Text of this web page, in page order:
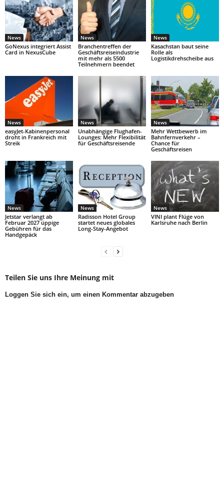
News
GoNexus integriert Assist
Card in NexusCube
News
Branchentreffen der
Geschäftsreiseindustrie
mit mehr als 5500
Teilnehmern beendet
News
Kasachstan baut seine
Rolle als
Logistikdrehscheibe aus
News
easyJet-Kabinenpersonal
droht in Frankreich mit
Streik
News
Unabhängige Flughafen-
Lounges: Mehr Flexibilität
für Geschäftsreisende
News
Mehr Wettbewerb im
Bahnfernverkehr –
Chance für
Geschäftsreisen
News
Jetstar verlangt ab
Februar 2027 üppige
Gebühren für das
Handgepäck
News
Radisson Hotel Group
startet neues globales
Long-Stay-Angebot
News
VINI plant Flüge von
Karlsruhe nach Berlin
Teilen Sie uns Ihre Meinung mit
Loggen Sie sich ein, um einen Kommentar abzugeben